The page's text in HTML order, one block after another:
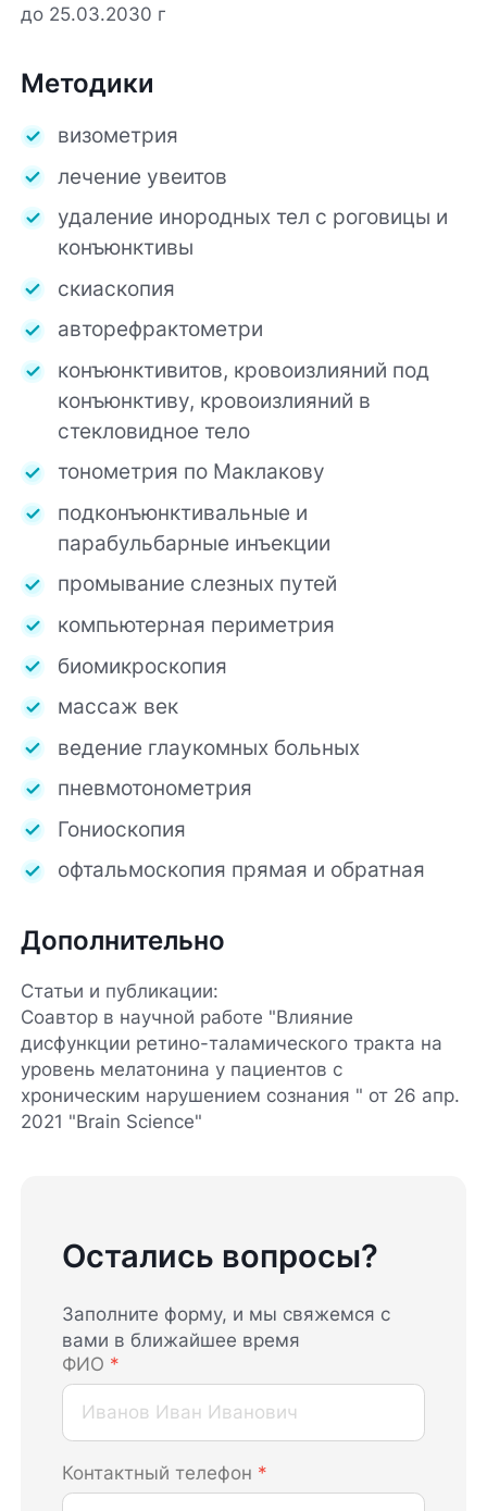
до 25.03.2030 г
Методики
визометрия
лечение увеитов
удаление инородных тел с роговицы и
конъюнктивы
скиаскопия
авторефрактометри
конъюнктивитов, кровоизлияний под
конъюнктиву, кровоизлияний в
стекловидное тело
тонометрия по Маклакову
подконъюнктивальные и
парабульбарные инъекции
промывание слезных путей
компьютерная периметрия
биомикроскопия
массаж век
ведение глаукомных больных
пневмотонометрия
Гониоскопия
офтальмоскопия прямая и обратная
Дополнительно
Статьи и публикации:
Соавтор в научной работе "Влияние
дисфункции ретино-таламического тракта на
уровень мелатонина у пациентов с
хроническим нарушением сознания " от 26 апр.
2021 "Brain Science"
Остались вопросы?
Заполните форму, и мы свяжемся с
вами в ближайшее время
ФИО *
Контактный телефон *